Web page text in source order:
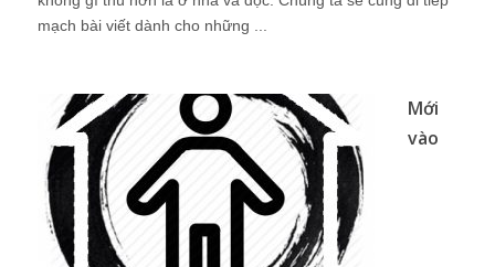
mạch bài viết dành cho những ...
Mới
vào